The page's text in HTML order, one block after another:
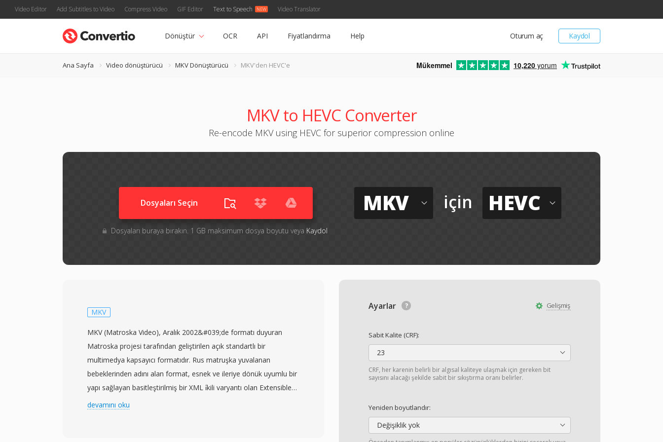
Video Editor Add Subtitles to Video Compress Video GIF Editor Text to Speech Video Translator
Kaydol
Oturum aç
Dönüştür OCR API Fiyatlandırma Help
Ana Sayfa Video dönüştürücü MKV Dönüştürücü MKV'den HEVC'e Mükemmel 10,220 yorum
MKV to HEVC Converter
Re-encode MKV using HEVC for superior compression online
Dosyaları Seçin
Dosyaları buraya bırakın. 1 GB maksimum dosya boyutu veya Kaydol
MKV için HEVC
Gelişmiş
Ayarlar
Sabit Kalite (CRF):
23
CRF, her karenin belirli bir algısal kaliteye ulaşmak için gereken bit
sayısını alacağı şekilde sabit bir sıkıştırma oranı belirler.
Yeniden boyutlandır:
Değişiklik yok
MKV
MKV (Matroska Video), Aralık 2002&#039;de formatı duyuran
Matroska projesi tarafından geliştirilen açık standartlı bir
multimedya kapsayıcı formatıdır. Rus matruşka yuvalanan
bebeklerinden adını alan format, esnek ve ileriye dönük uyumlu bir
yapı sağlayan basitleştirilmiş bir XML i̇kili varyantı olan Extensible
Binary Meta Language (EBML) üzerine inşa edilmiştir. MKV, tek bir
devamını oku